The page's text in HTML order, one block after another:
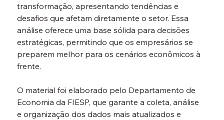
transformação, apresentando tendências e
desafios que afetam diretamente o setor. Essa
análise oferece uma base sólida para decisões
estratégicas, permitindo que os empresários se
preparem melhor para os cenários econômicos à
O material foi elaborado pelo Departamento de
Economia da FIESP, que garante a coleta, análise
e organização dos dados mais atualizados e